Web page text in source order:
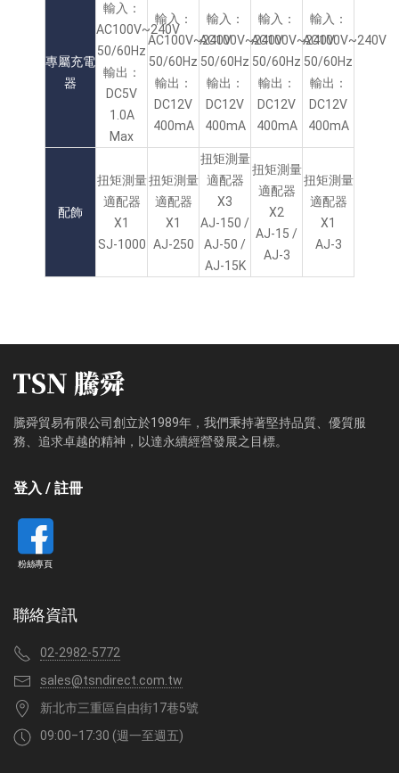
專屬充電
器
輸入：
AC100V~240V
50/60Hz
輸出：
DC5V
1.0A
Max
輸入：
AC100V~240V
50/60Hz
輸出：
DC12V
400mA
輸入：
AC100V~240V
50/60Hz
輸出：
DC12V
400mA
輸入：
AC100V~240V
50/60Hz
輸出：
DC12V
400mA
輸入：
AC100V~240V
50/60Hz
輸出：
DC12V
400mA
配飾
扭矩測量
適配器
X1
SJ-1000
扭矩測量
適配器
X1
AJ-250
扭矩測量
適配器
X3
AJ-150 /
AJ-50 /
AJ-15K
扭矩測量
適配器
X2
AJ-15 /
AJ-3
扭矩測量
適配器
X1
AJ-3
騰舜貿易有限公司創立於1989年，我們秉持著堅持品質、優質服
務、追求卓越的精神，以達永續經營發展之目標。
登入 / 註冊
粉絲專頁
聯絡資訊
02-2982-5772
sales@tsndirect.com.tw
新北市三重區自由街17巷5號
09:00‒17:30 (週一至週五)